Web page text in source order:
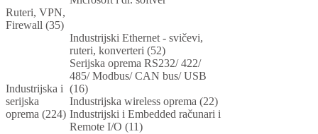
Ruteri, VPN,
Firewall (35)
Industrijska i
serijska
oprema (224)
Industrijski Ethernet - svičevi,
ruteri, konverteri (52)
Serijska oprema RS232/ 422/
485/ Modbus/ CAN bus/ USB
(16)
Industrijska wireless oprema (22)
Industrijski i Embedded računari i
Remote I/O (11)